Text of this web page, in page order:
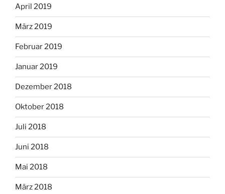
April 2019
März 2019
Februar 2019
Januar 2019
Dezember 2018
Oktober 2018
Juli 2018
Juni 2018
Mai 2018
März 2018